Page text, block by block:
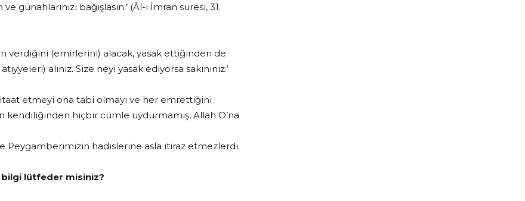
günahlarınızı bağışlasın.’ (Âl-i İmran suresi, 31.
verdiğini (emirlerini) alacak, yasak ettiğinden de
alınız. Size neyi yasak ediyorsa sakınınız.’
etmeyi ona tabi olmayı ve her emrettiğini
hiçbir cümle uydurmamış, Allah O’na
Peygamberimizin hadislerine asla itiraz etmezlerdi.
bilgi lütfeder misiniz?